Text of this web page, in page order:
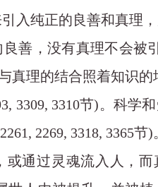
入纯正的良善和真理，
善，没有真理不会被
真理的结合照着知识
3309, 3310节)。科学
2269, 3318, 3365节)
或通过灵魂流入人，